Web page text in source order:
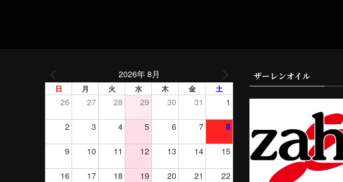
2026年 8月
日 月 火 水 木 金 土
26 27 28 29 30 31 1
2 3 4 5 6 7 8
9 10 11 12 13 14 15
16 17 18 19 20 21 22
ザーレンオイル